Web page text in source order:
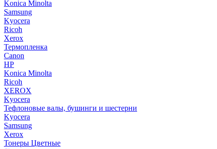
Konica Minolta
Samsung
Kyocera
Ricoh
Xerox
Термопленка
Canon
HP
Konica Minolta
Ricoh
XEROX
Kyocera
Тефлоновые валы, бушинги и шестерни
Kyocera
Samsung
Xerox
Тонеры Цветные